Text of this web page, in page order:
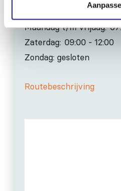
Maandag t/m vrijdag:
Zaterdag: 09:00 - 12:00
Zondag: gesloten
Routebeschrijving